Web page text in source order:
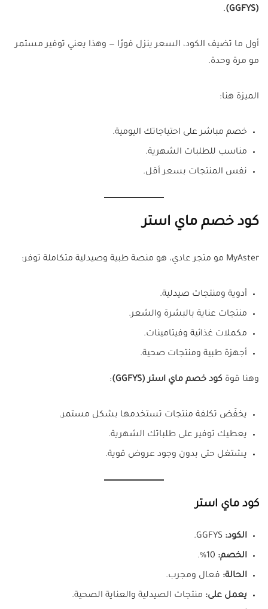
(GGFYS)
.
أول ما تضيف الكود، السعر ينزل فورًا — وهذا يعني توفير مستمر
مو مرة وحدة.
الميزة هنا:
خصم مباشر على احتياجاتك اليومية.
مناسب للطلبات الشهرية.
نفس المنتجات بسعر أقل.
كود خصم ماي استر
MyAster مو متجر عادي، هو منصة طبية وصيدلية متكاملة توفر:
أدوية ومنتجات صيدلية.
منتجات عناية بالبشرة والشعر.
مكملات غذائية وفيتامينات.
أجهزة طبية ومنتجات صحية.
وهنا قوة كود خصم ماي استر (GGFYS) :
يخفّض تكلفة منتجات تستخدمها بشكل مستمر.
يعطيك توفير على طلباتك الشهرية.
يشتغل حتى بدون وجود عروض قوية.
كود ماي استر
الكود:
الخصم:
الحالة: فعال ومجرب.
يعمل على: منتجات الصيدلية والعناية الصحية.